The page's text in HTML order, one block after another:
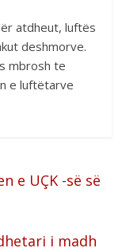
atdheut, luftës
deshmorve.
mbrosh te
e luftëtarve
e UÇK -së së
i madh